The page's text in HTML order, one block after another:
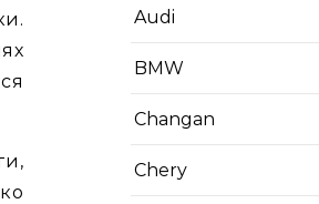
Audi
BMW
Changan
Chery